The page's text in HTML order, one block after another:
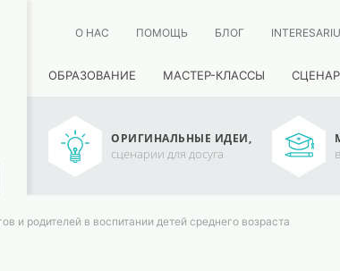
О НАС ПОМОЩЬ БЛОГ
ОБРАЗОВАНИЕ МАСТЕР-КЛАССЫ
ОРИГИНАЛЬНЫЕ ИДЕИ,
сценарии для досуга
и родителей в воспитании детей среднего возраста